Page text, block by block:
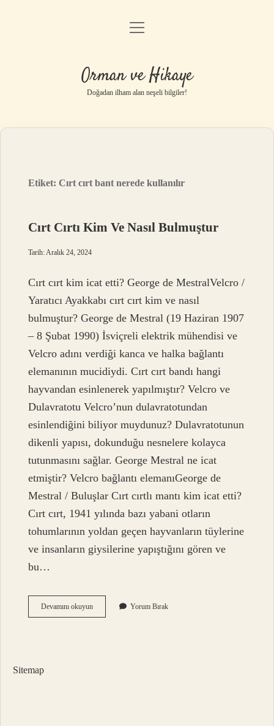
Anasayfa
Yasal Uyarı
menüyü
Orman ve Hikaye
Doğadan ilham alan neşeli bilgiler!
Etiket:Cırt cırt bant nerede kullanılır
Cırt Cırtı Kim Ve Nasıl Bulmuştur
Tarih: Aralık 24, 2024
Cırt cırt kim icat etti? George de MestralVelcro /
Yaratıcı Ayakkabı cırt cırt kim ve nasıl
bulmuştur? George de Mestral (19 Haziran 1907
– 8 Şubat 1990) İsviçreli elektrik mühendisi ve
Velcro adını verdiği kanca ve halka bağlantı
elemanının mucidiydi. Cırt cırt bandı hangi
hayvandan esinlenerek yapılmıştır? Velcro ve
Dulavratotu Velcro’nun dulavratotundan
esinlendiğini biliyor muydunuz? Dulavratotunun
dikenli yapısı, dokunduğu nesnelere kolayca
tutunmasını sağlar. George Mestral ne icat
etmiştir? Velcro bağlantı elemanıGeorge de
Mestral / Buluşlar Cırt cırtlı mantı kim icat etti?
Cırt cırt, 1941 yılında bazı yabani otların
tohumlarının yoldan geçen hayvanların tüylerine
ve insanların giysilerine yapıştığını gören ve
bu…
Devamını okuyunCırt
Cırtı
Yorum Bırak
Sitemap